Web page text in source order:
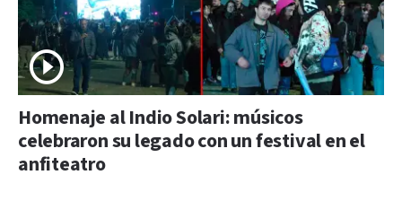
Homenaje al Indio Solari: músicos
celebraron su legado con un festival en el
anfiteatro